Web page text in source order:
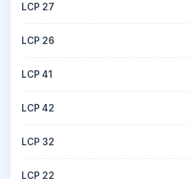
LCP 27
LCP 26
LCP 41
LCP 42
LCP 32
LCP 22